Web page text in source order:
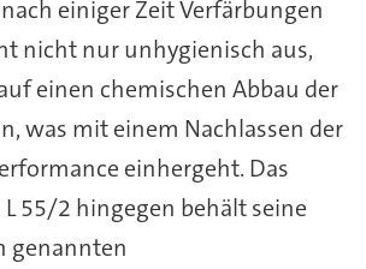
nach einiger Zeit Verfärbungen
nicht nur unhygienisch aus,
einen chemischen Abbau der
was mit einem Nachlassen der
einhergeht. Das
55/2 hingegen behält seine
genannten